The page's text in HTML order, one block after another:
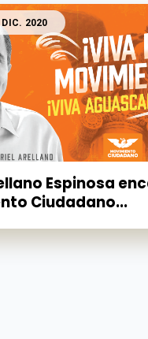
DIC. 2020
Espinosa
Ciudadano...